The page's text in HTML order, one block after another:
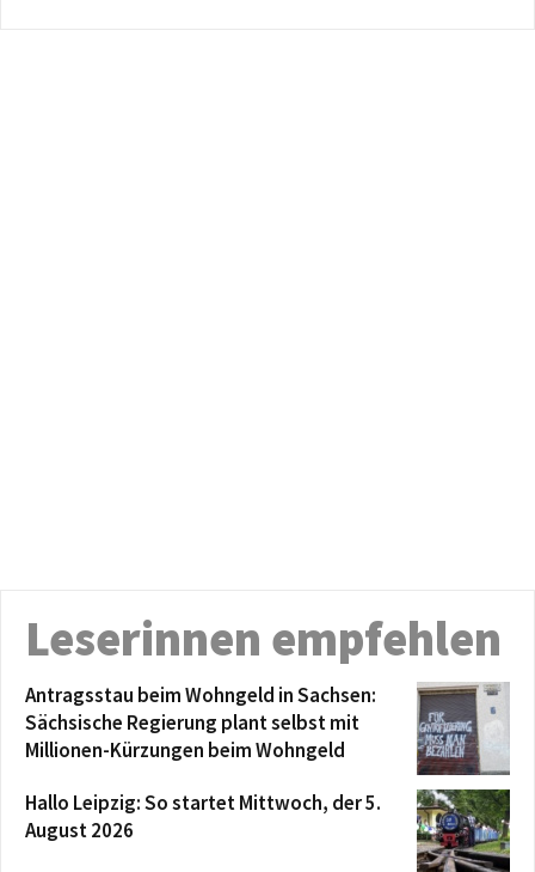
Leserinnen empfehlen
Antragsstau beim Wohngeld in Sachsen:
Sächsische Regierung plant selbst mit
Millionen-Kürzungen beim Wohngeld
Hallo Leipzig: So startet Mittwoch, der 5.
August 2026